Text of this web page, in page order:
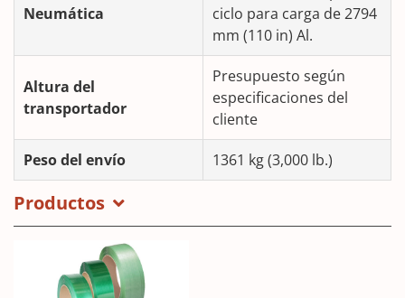
Neumática
ciclo para carga de 2794
mm (110 in) Al.
Altura del
transportador
Presupuesto según
especificaciones del
cliente
Peso del envío 1361 kg (3,000 lb.)
Productos